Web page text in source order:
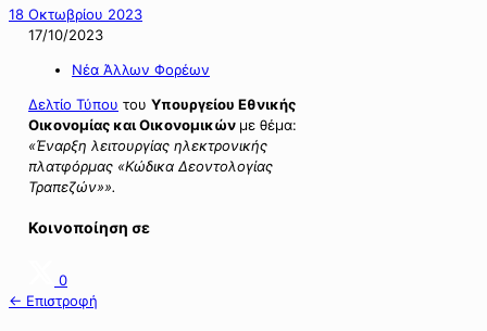
18 Οκτωβρίου 2023
17/10/2023
Νέα Άλλων Φορέων
Δελτίο Τύπου του Υπουργείου Εθνικής
Οικονομίας και Οικονομικών με θέμα:
«Έναρξη λειτουργίας ηλεκτρονικής
πλατφόρμας «Κώδικα Δεοντολογίας
Τραπεζών»».
Κοινοποίηση σε
0
← Επιστροφή